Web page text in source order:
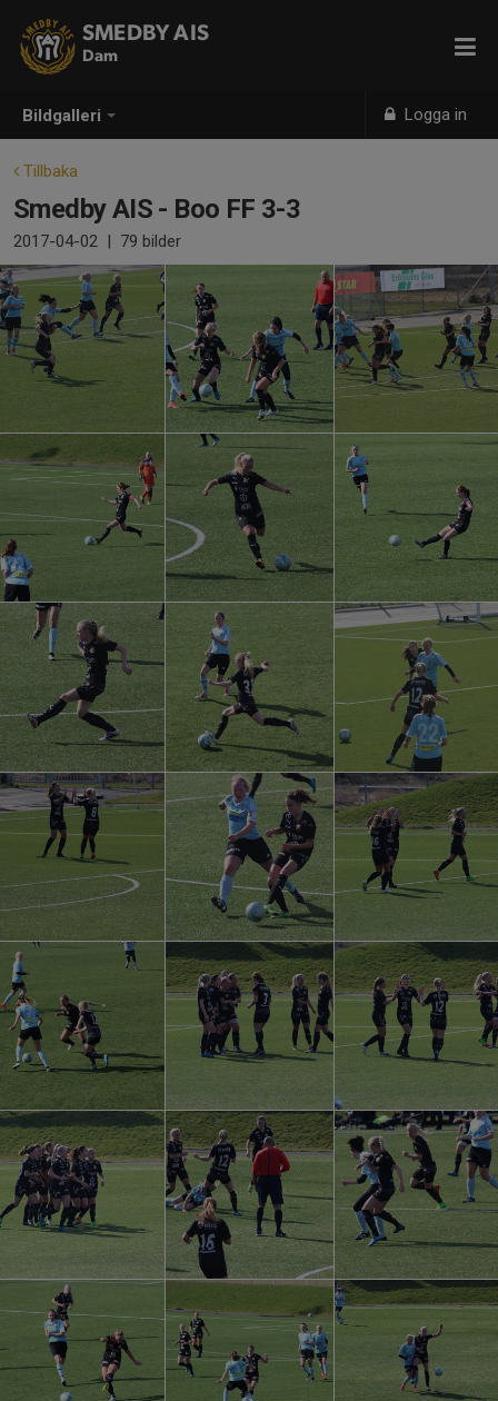
Bildgalleri Logga in
SMEDBY AIS
Dam
Tillbaka
Smedby AIS - Boo FF 3-3
2017-04-02 | 79 bilder